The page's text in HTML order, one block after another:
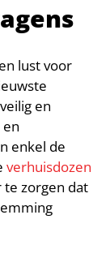
lust voor
en
enkel de
verhuisdozen
zorgen dat